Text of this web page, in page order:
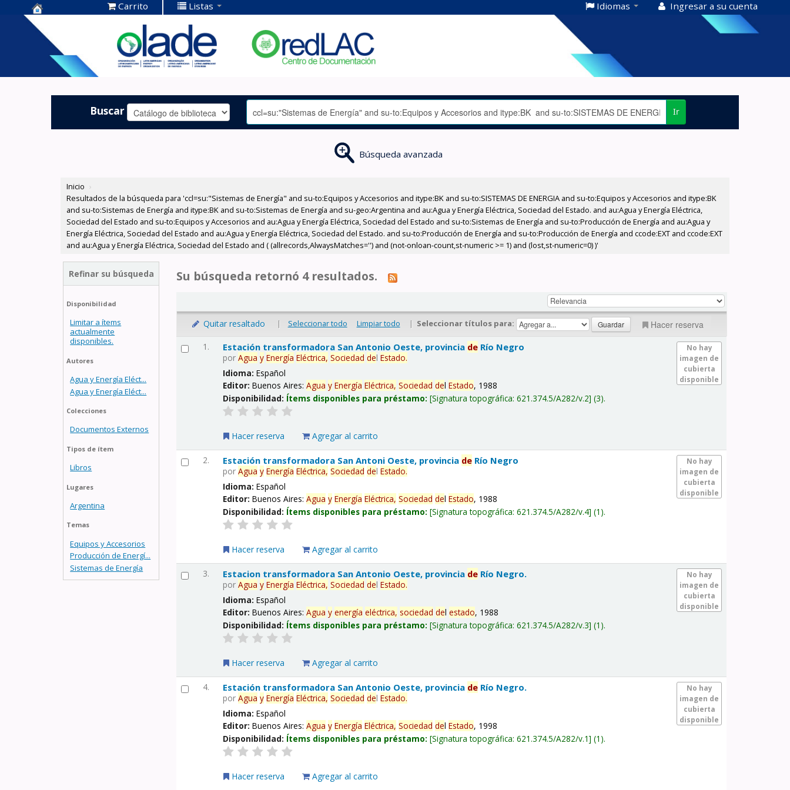
Centro de
Documentación
OLADE -
Carrito Listas Idiomas Ingresar a su cuenta
Buscar Ir
Búsqueda avanzada
Inicio ›
Resultados de la búsqueda para 'ccl=su:"Sistemas de Energía" and su-to:Equipos y Accesorios and itype:BK and su-to:SISTEMAS DE ENERGIA and su-to:Equipos y Accesorios and itype:BK
and su-to:Sistemas de Energía and itype:BK and su-to:Sistemas de Energía and su-geo:Argentina and au:Agua y Energía Eléctrica, Sociedad del Estado. and au:Agua y Energía Eléctrica,
Sociedad del Estado and su-to:Equipos y Accesorios and au:Agua y Energía Eléctrica, Sociedad del Estado and su-to:Sistemas de Energía and su-to:Producción de Energía and au:Agua y
Energía Eléctrica, Sociedad del Estado and au:Agua y Energía Eléctrica, Sociedad del Estado. and su-to:Producción de Energía and su-to:Producción de Energía and ccode:EXT and ccode:EXT
and au:Agua y Energía Eléctrica, Sociedad del Estado and ( (allrecords,AlwaysMatches='') and (not-onloan-count,st-numeric >= 1) and (lost,st-numeric=0) )'
Refinar su búsqueda
Disponibilidad
Limitar a ítems
actualmente
disponibles.
Autores
Agua y Energía Eléct...
Agua y Energía Eléct...
Colecciones
Documentos Externos
Tipos de ítem
Libros
Lugares
Argentina
Temas
Equipos y Accesorios
Producción de Energí...
Sistemas de Energía
Su búsqueda retornó 4 resultados.
Quitar resaltado | Seleccionar todo Limpiar todo | Seleccionar títulos para: Hacer reserva
1.
No hay
imagen de
cubierta
disponible
Estación transformadora San Antonio Oeste, provincia de Río Negro
porAgua y Energía Eléctrica, Sociedad delEstado.
Idioma:Español
Editor:Buenos Aires:Agua y Energía Eléctrica, Sociedad delEstado, 1988
Disponibilidad: Ítems disponibles para préstamo: Signatura topográfica:621.374.5/A282/v.2 (3).
Hacer reserva Agregar al carrito
2.
No hay
imagen de
cubierta
disponible
Estación transformadora San Antoni Oeste, provincia de Río Negro
porAgua y Energía Eléctrica, Sociedad delEstado.
Idioma:Español
Editor:Buenos Aires:Agua y Energía Eléctrica, Sociedad delEstado, 1988
Disponibilidad: Ítems disponibles para préstamo: Signatura topográfica:621.374.5/A282/v.4 (1).
Hacer reserva Agregar al carrito
3.
No hay
imagen de
cubierta
disponible
Estacion transformadora San Antonio Oeste, provincia de Río Negro.
porAgua y Energía Eléctrica, Sociedad delEstado.
Idioma:Español
Editor:Buenos Aires:Agua y energía eléctrica, sociedad delestado, 1988
Disponibilidad: Ítems disponibles para préstamo: Signatura topográfica:621.374.5/A282/v.3 (1).
Hacer reserva Agregar al carrito
4.
No hay
imagen de
cubierta
disponible
Estación transformadora San Antonio Oeste, provincia de Río Negro.
porAgua y Energía Eléctrica, Sociedad delEstado.
Idioma:Español
Editor:Buenos Aires:Agua y Energía Eléctrica, Sociedad delEstado, 1998
Disponibilidad: Ítems disponibles para préstamo: Signatura topográfica:621.374.5/A282/v.1 (1).
Hacer reserva Agregar al carrito